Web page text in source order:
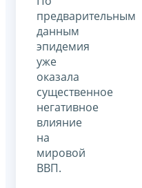
предварительным
данным
эпидемия
уже
оказала
существенное
негативное
влияние
на
мировой
ВВП.